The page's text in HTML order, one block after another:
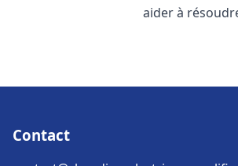
aider à
Contact